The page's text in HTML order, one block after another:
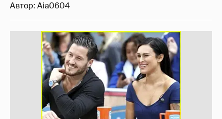
Автор: Aia0604